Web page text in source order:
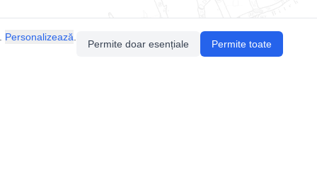
Personalizează
Permite doar esențiale Permite toate